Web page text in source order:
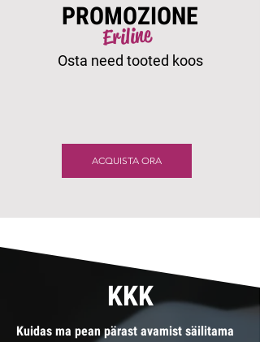
PROMOZIONE
Eriline
Osta need tooted koos
ACQUISTA ORA
KKK
Kuidas ma pean pärast avamist säilitama